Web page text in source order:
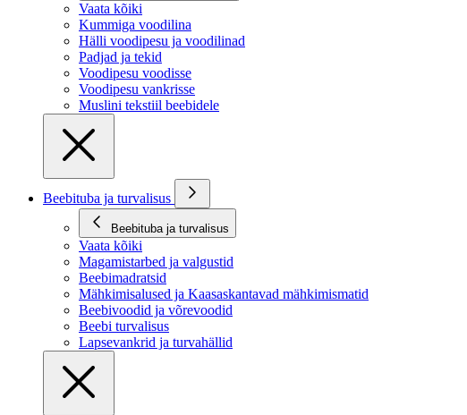
Vaata kõiki
Kummiga voodilina
Hälli voodipesu ja voodilinad
Padjad ja tekid
Voodipesu voodisse
Voodipesu vankrisse
Muslini tekstiil beebidele
Beebituba ja turvalisus
Beebituba ja turvalisus
Vaata kõiki
Magamistarbed ja valgustid
Beebimadratsid
Mähkimisalused ja Kaasaskantavad mähkimismatid
Beebivoodid ja võrevoodid
Beebi turvalisus
Lapsevankrid ja turvahällid